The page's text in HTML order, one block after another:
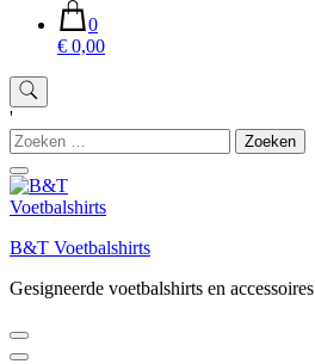
0
€ 0,00
'
Zoeken
naar:
B&T Voetbalshirts
Gesigneerde voetbalshirts en accessoires